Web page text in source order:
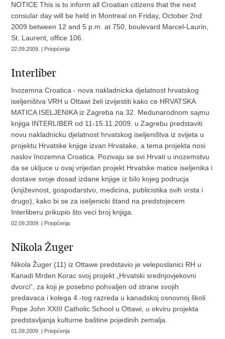
NOTICE This is to inform all Croatian citizens that the next
consular day will be held in Montreal on Friday, October 2nd
2009 between 12 and 5 p.m. at 750, boulevard Marcel-Laurin,
St. Laurent, office 106.
22.09.2009. | Priopćenja
Interliber
Inozemna Croatica - nova nakladnicka djelatnost hrvatskog
iseljeništva VRH u Ottawi želi izvijestiti kako ce HRVATSKA
MATICA ISELJENIKA iz Zagreba na 32. Medunarodnom sajmu
knjiga INTERLIBER od 11-15.11.2009. u Zagrebu predstaviti
novu nakladnicku djelatnost hrvatskog iseljeništva iz svijeta u
projektu Hrvatske knjige izvan Hrvatake, a tema projekta nosi
naslov Inozemna Croatica. Pozivaju se svi Hrvati u inozemstvu
da se ukljuce u ovaj vrijedan projekt Hrvatske matice iseljenika i
dostave svoje dosad izdane knjige iz bilo kojeg podrucja
(književnost, gospodarstvo, medicina, publicistika svih vrsta i
drugo), kako bi se za iseljenicki štand na predstojecem
Interliberu prikupio što veci broj knjiga.
02.09.2009. | Priopćenja
Nikola Žuger
Nikola Žuger (11) iz Ottawe predstavio je veleposlanici RH u
Kanadi Mrden Korac svoj projekt „Hrvatski srednjovjekovni
dvorci“, za koji je posebno pohvaljen od strane svojih
predavaca i kolega 4.-tog razreda u kanadskoj osnovnoj školi
Pope John XXIII Catholic School u Ottawi, u okviru projekta
predstavljanja kulturne baštine pojedinih zemalja.
01.09.2009. | Priopćenja